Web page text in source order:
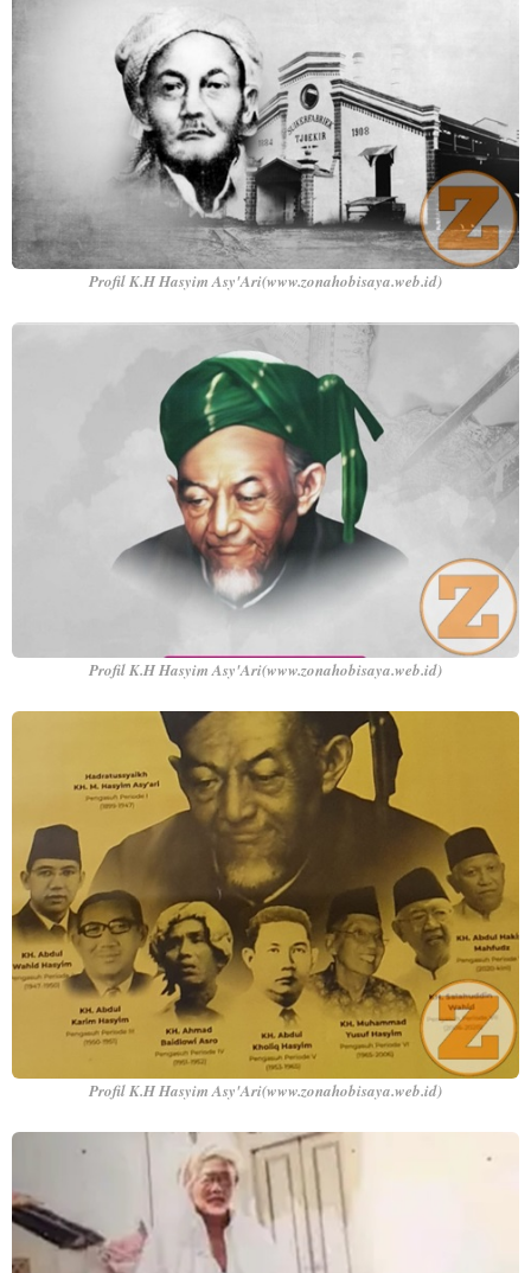
Profil K.H Hasyim Asy'Ari(www.zonahobisaya.web.id)
Profil K.H Hasyim Asy'Ari(www.zonahobisaya.web.id)
Profil K.H Hasyim Asy'Ari(www.zonahobisaya.web.id)